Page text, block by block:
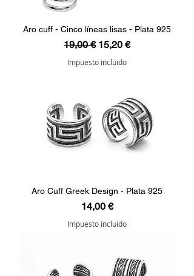
Aro cuff - Cinco líneas lisas - Plata 925
Precio
19,00 € Precio de oferta
15,20 €
Impuesto incluido
Aro Cuff Greek Design - Plata 925
Precio
14,00 €
Impuesto incluido